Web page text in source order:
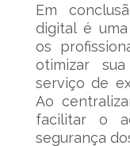
Em
digital é
os
otimizar
serviço de
Ao
facilitar o
segurança